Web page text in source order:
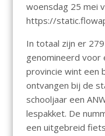
woensdag 25 mei
https://
In totaal zijn er
genomineerd voor
provincie wint een
ontvangen bij de
schooljaar een
lespakket. De
een uitgebreid